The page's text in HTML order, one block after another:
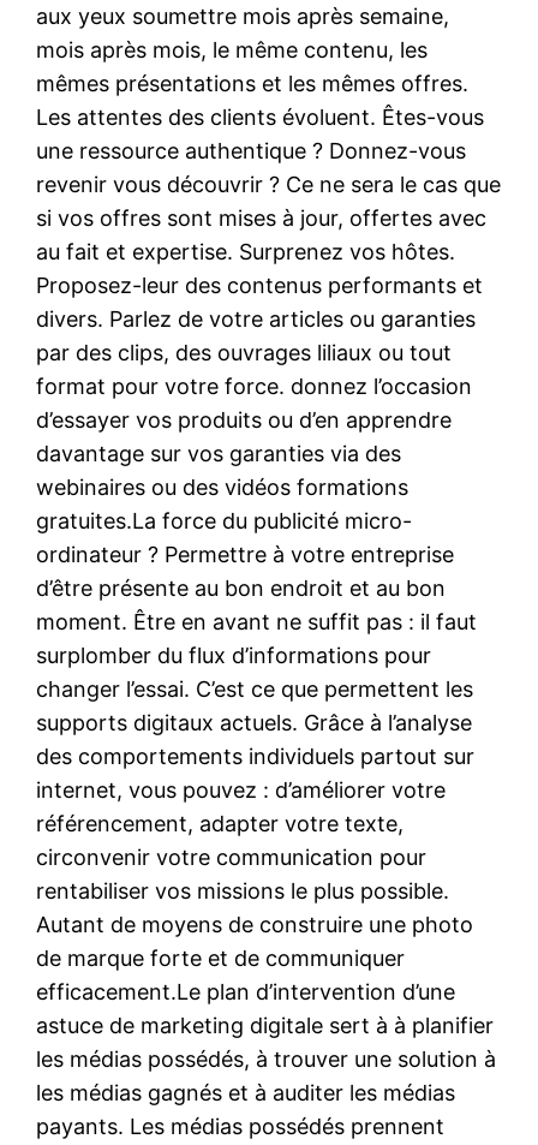
aux yeux soumettre mois après semaine,
mois après mois, le même contenu, les
mêmes présentations et les mêmes offres.
Les attentes des clients évoluent. Êtes-vous
une ressource authentique ? Donnez-vous
revenir vous découvrir ? Ce ne sera le cas que
si vos offres sont mises à jour, offertes avec
au fait et expertise. Surprenez vos hôtes.
Proposez-leur des contenus performants et
divers. Parlez de votre articles ou garanties
par des clips, des ouvrages liliaux ou tout
format pour votre force. donnez l’occasion
d’essayer vos produits ou d’en apprendre
davantage sur vos garanties via des
webinaires ou des vidéos formations
gratuites.La force du publicité micro-
ordinateur ? Permettre à votre entreprise
d’être présente au bon endroit et au bon
moment. Être en avant ne suffit pas : il faut
surplomber du flux d’informations pour
changer l’essai. C’est ce que permettent les
supports digitaux actuels. Grâce à l’analyse
des comportements individuels partout sur
internet, vous pouvez : d’améliorer votre
référencement, adapter votre texte,
circonvenir votre communication pour
rentabiliser vos missions le plus possible.
Autant de moyens de construire une photo
de marque forte et de communiquer
efficacement.Le plan d’intervention d’une
astuce de marketing digitale sert à à planifier
les médias possédés, à trouver une solution à
les médias gagnés et à auditer les médias
payants. Les médias possédés prennent